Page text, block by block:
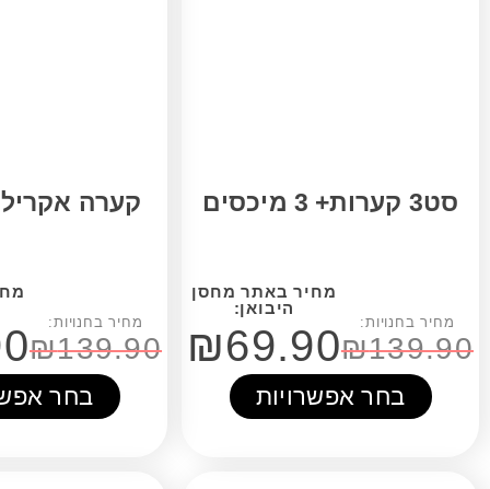
₪69.90
קערה אקריליק צבעוני
₪ 139.90
₪69.90
בחר אפשרויות